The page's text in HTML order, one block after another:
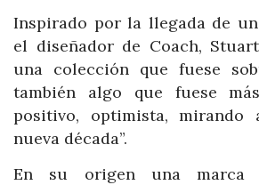
Inspirado por la llegada de
el diseñador de Coach,
una colección que fuese
también algo que fuese
positivo, optimista,
nueva década”.
En su origen una marca